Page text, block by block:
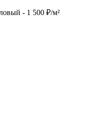
- 1 500 ₽/м²